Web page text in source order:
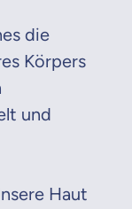
die
Körpers
und
Haut